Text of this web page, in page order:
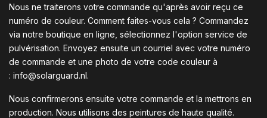
Nous ne traiterons votre commande qu'après avoir reçu ce
numéro de couleur. Comment faites-vous cela ? Commandez
via notre boutique en ligne, sélectionnez l'option service de
pulvérisation. Envoyez ensuite un courriel avec votre numéro
de commande et une photo de votre code couleur à
: info@solarguard.nl.
Nous confirmerons ensuite votre commande et la mettrons en
production. Nous utilisons des peintures de haute qualité.